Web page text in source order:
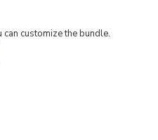
can customize the bundle.